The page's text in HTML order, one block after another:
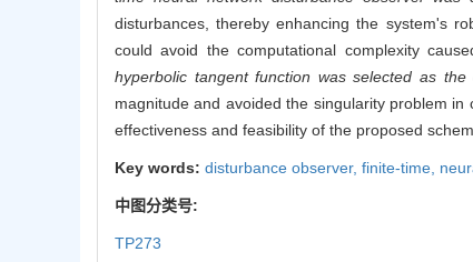
disturbances, thereby enhancing the system's
could avoid the computational complexity
hyperbolic tangent function was selected as
magnitude and avoided the singularity problem
effectiveness and feasibility of the proposed
Key words: disturbance observer, finite-time,
中图分类号:
TP273